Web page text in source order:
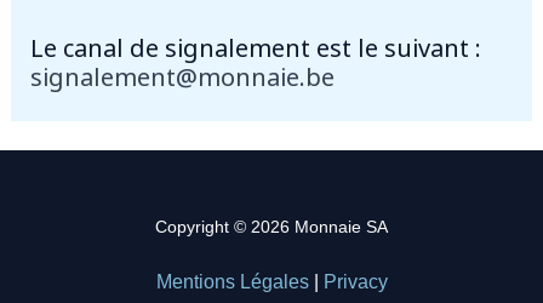
Le canal de signalement est le suivant :
signalement@monnaie.be
Copyright © 2026 Monnaie SA
Mentions Légales| Privacy